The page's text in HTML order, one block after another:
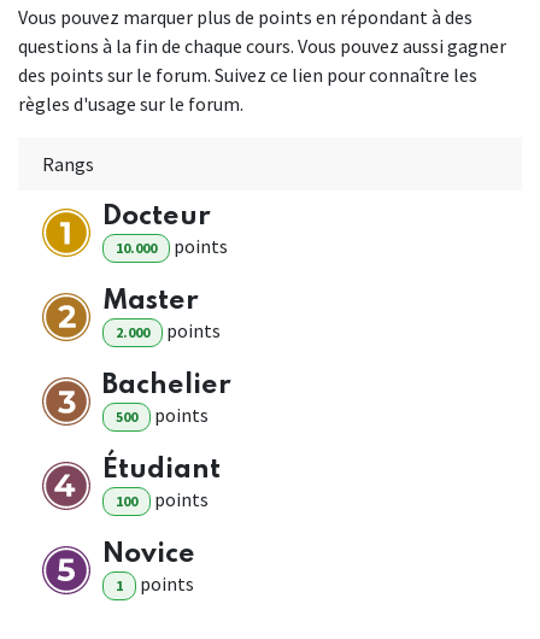
Vous pouvez marquer plus de points en répondant à des
questions à la fin de chaque cours. Vous pouvez aussi gagner
des points sur le forum. Suivez ce lien pour connaître les
règles d'usage sur le forum.
Rangs
Docteur
10.000 points
Master
2.000 points
Bachelier
500 points
Étudiant
100 points
Novice
1 points